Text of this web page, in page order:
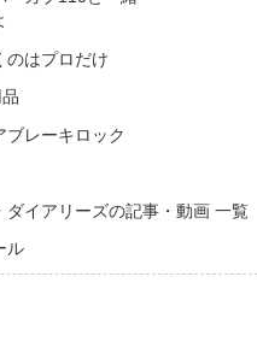
のはプロだけ
ブレーキロック
ダイアリーズの記事・動画 一覧
ル